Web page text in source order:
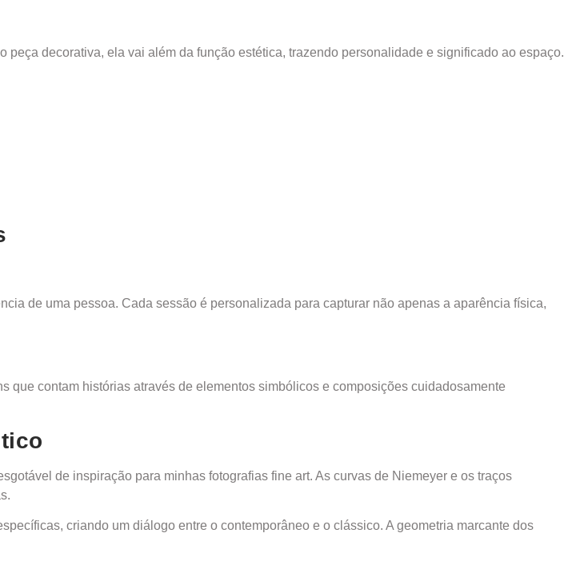
decorativa, ela vai além da função estética, trazendo personalidade e significado ao espaço.
de uma pessoa. Cada sessão é personalizada para capturar não apenas a aparência física,
contam histórias através de elementos simbólicos e composições cuidadosamente
de inspiração para minhas fotografias fine art. As curvas de Niemeyer e os traços
criando um diálogo entre o contemporâneo e o clássico. A geometria marcante dos